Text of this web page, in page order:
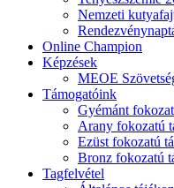
Nemzeti
Online Champion
Képzések
MEOE
Támogatóink
Gyémánt
Arany fokozatú
Ezüst fokozatú
Bronz fokozatú
Tagfelvétel